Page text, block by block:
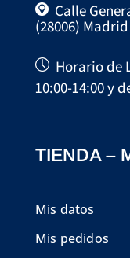
Calle
(28006) Madrid
Horario de
10:00-14:00 y
TIENDA –
Mis datos
Mis pedidos